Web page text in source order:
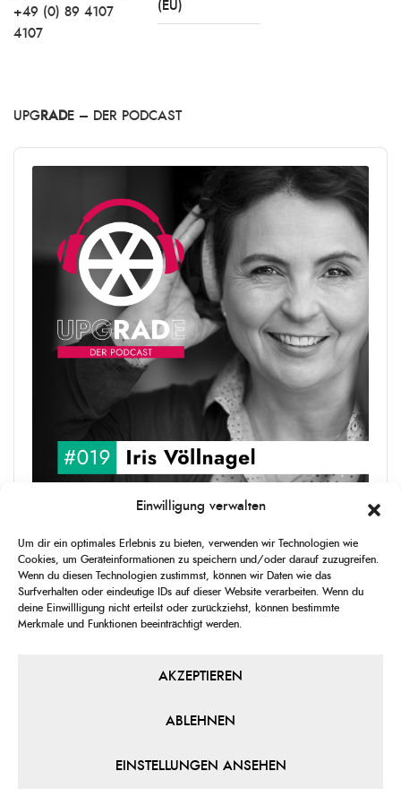
Einwilligung verwalten
Um dir ein optimales Erlebnis zu bieten, verwenden wir Technologien wie
Cookies, um Geräteinformationen zu speichern und/oder darauf zuzugreifen.
Wenn du diesen Technologien zustimmst, können wir Daten wie das
Surfverhalten oder eindeutige IDs auf dieser Website verarbeiten. Wenn du
deine Einwillligung nicht erteilst oder zurückziehst, können bestimmte
Merkmale und Funktionen beeinträchtigt werden.
AKZEPTIEREN
ABLEHNEN
EINSTELLUNGEN ANSEHEN
+49 (0) 89 4107
4107
(EU)
UPG RADE – DER PODCAST
Audio
Iris Völlnagel hat schon auf unterschiedlichen Kontinenten gelebt
und gearbeitet, spricht mehrere Sprachen und berichtet
leidenschaftlich gerne über das, was sie erlebt – als Journalistin,
[...]
BACKWARD
PAUSE
SHOW
LIST